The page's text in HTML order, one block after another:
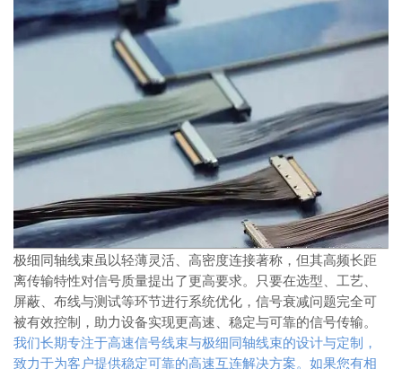
极细同轴线束虽以轻薄灵活、高密度连接著称，但其高频长距
离传输特性对信号质量提出了更高要求。只要在选型、工艺、
屏蔽、布线与测试等环节进行系统优化，信号衰减问题完全可
被有效控制，助力设备实现更高速、稳定与可靠的信号传输。
我们长期专注于高速信号线束与极细同轴线束的设计与定制，
致力于为客户提供稳定可靠的高速互连解决方案。如果您有相